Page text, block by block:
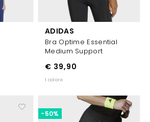
ADIDAS
Bra Optime Essential
Medium Support
€ 39,90
1 colore
-50%